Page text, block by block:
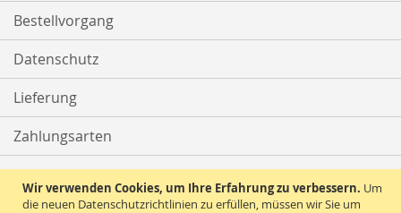
Wir verwenden Cookies, um Ihre Erfahrung zu verbessern. Um
die neuen Datenschutzrichtlinien zu erfüllen, müssen wir Sie um
Bestellvorgang
Datenschutz
Lieferung
Zahlungsarten
Kontakt